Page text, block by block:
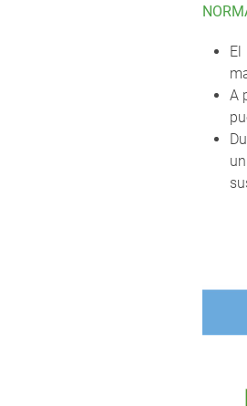
A